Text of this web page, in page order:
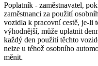
Poplatník - zaměstnavatel,
zaměstnanci za použití
vozidla k pracovní cestě, je-li
výhodnější, může uplatnit
každý den použití těchto
nelze u téhož osobního
měnit.